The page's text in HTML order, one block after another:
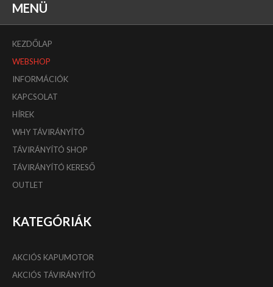
MENÜ
KEZDŐLAP
WEBSHOP
INFORMÁCIÓK
KAPCSOLAT
HÍREK
WHY TÁVIRÁNYÍTÓ
TÁVIRÁNYÍTÓ SHOP
TÁVIRÁNYÍTÓ KERESŐ
OUTLET
KATEGÓRIÁK
AKCIÓS KAPUMOTOR
AKCIÓS TÁVIRÁNYÍTÓ